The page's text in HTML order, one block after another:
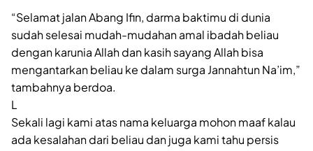
“Selamat jalan Abang Ifin, darma baktimu di dunia
sudah selesai mudah-mudahan amal ibadah beliau
dengan karunia Allah dan kasih sayang Allah bisa
mengantarkan beliau ke dalam surga Jannahtun Na’im,”
tambahnya berdoa.
L
Sekali lagi kami atas nama keluarga mohon maaf kalau
ada kesalahan dari beliau dan juga kami tahu persis